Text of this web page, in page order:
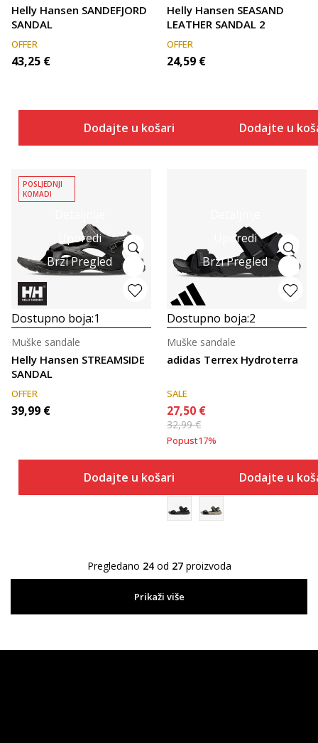
Helly Hansen SANDEFJORD
SANDAL
OFFER
43,25 €
Dodajte u košaricu
Helly Hansen SEASAND
LEATHER SANDAL 2
OFFER
24,59 €
Dodajte u
Uporedi
Brzi Pregled
POSLJEDNJI
KOMADI
Dostupno boja:1
Helly Hansen STREAMSIDE
SANDAL
Muške sandale
OFFER
39,99 €
Dodajte u košaricu
Uporedi
Brzi Pregled
Dostupno boja:2
adidas Terrex Hydroterra
Muške sandale
SALE
27,50 €
32,99€
Popust17%
Dodajte u
Pregledano 24od 27proizvoda
Prikaži više